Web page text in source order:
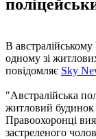
В австралійському
одному зі
повідомляє Sky
"Австралійська
житловий будинок
Правоохоронці
застреленого